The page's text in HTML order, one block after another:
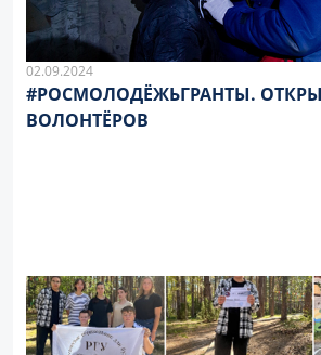
02.09.2024
#РОСМОЛОДЁЖЬГРАНТЫ.
ВОЛОНТЁРОВ